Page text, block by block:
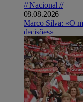
// Nacional //
08.08.2026
Marco Silva: «O
decisões»